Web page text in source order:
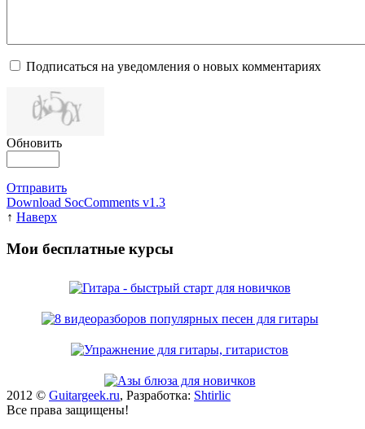
Подписаться на уведомления о новых комментариях
Обновить
Отправить
Download SocComments v1.3
↑ Наверх
Мои бесплатные курсы
2012 © Guitargeek.ru, Разработка: Shtirlic
Все права защищены!